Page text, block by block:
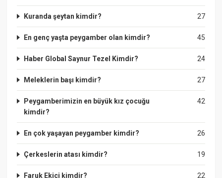
27
Kuranda şeytan kimdir?
45
En genç yaşta peygamber olan kimdir?
24
Haber Global Saynur Tezel Kimdir?
27
Meleklerin başı kimdir?
42
Peygamberimizin en büyük kız çocuğu
kimdir?
26
En çok yaşayan peygamber kimdir?
19
Çerkeslerin atası kimdir?
22
Faruk Ekici kimdir?